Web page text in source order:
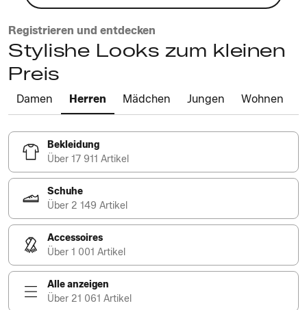
Registrieren und entdecken
Stylishe Looks zum kleinen
Preis
Damen Herren Mädchen Jungen Wohnen
Bekleidung
Über 17 911 Artikel
Schuhe
Über 2 149 Artikel
Accessoires
Über 1 001 Artikel
Alle anzeigen
Über 21 061 Artikel